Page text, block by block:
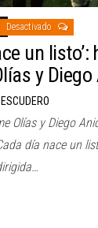
Desactivado
un
y Diego
Olías y Diego
día nace un